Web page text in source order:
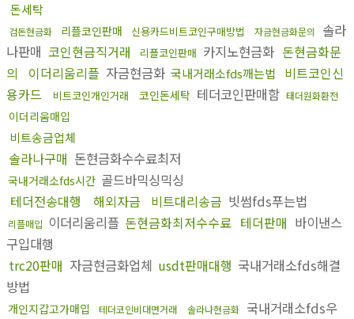
돈세탁
검돈현금화 리플코인판매 신용카드비트코인구매방법 자금현금화문의
솔라
나판매 코인현금직거래 리플코인판매 카지노현금화 돈현금화문
의
이더리움리플 자금현금화 국내거래소fds깨는법
비트코인신
용카드
비트코인개인거래 코인돈세탁 테더코인판매함 태더원화환전
이더리움매입
비트송금업체
솔라나구매 돈현금화수수료최저
국내거래소fds시간 골드바믹싱믹싱
테더전송대행
해외자금 비트대리송금 빗썸fds푸는법
리플매입 이더리움리플 돈현금화최저수수료 테더판매 바이낸스
구입대행
trc20판매 자금현금화업체 usdt판매대행 국내거래소fds해결
방법
개인지갑고가매입 테더코인비대면거래 솔라나현금화 국내거래소fds우